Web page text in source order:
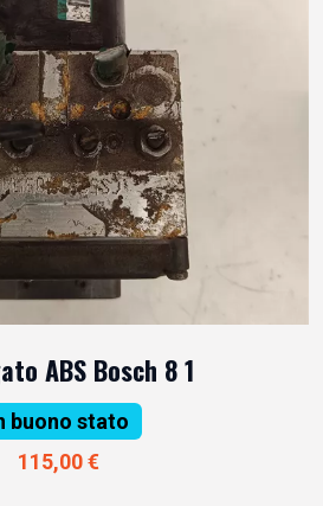
ABS Bosch 8 1
buono stato
115,00 €